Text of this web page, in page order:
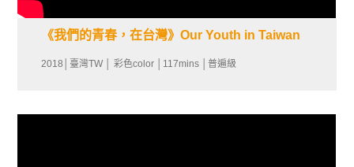
《我們的青春，在台灣》Our Youth in Taiwan
2018│臺灣TW │ 彩色color │117mins │普遍級